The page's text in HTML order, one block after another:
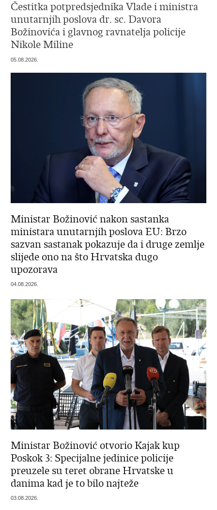
Čestitka potpredsjednika Vlade i ministra
unutarnjih poslova dr. sc. Davora
Božinovića i glavnog ravnatelja policije
Nikole Miline
05.08.2026.
Ministar Božinović nakon sastanka
ministara unutarnjih poslova EU: Brzo
sazvan sastanak pokazuje da i druge zemlje
slijede ono na što Hrvatska dugo
upozorava
04.08.2026.
Ministar Božinović otvorio Kajak kup
Poskok 3: Specijalne jedinice policije
preuzele su teret obrane Hrvatske u
danima kad je to bilo najteže
03.08.2026.